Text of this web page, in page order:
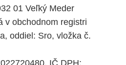
01 Veľký Meder
v obchodnom registri
oddiel: Sro, vložka č.
IČ DPH: